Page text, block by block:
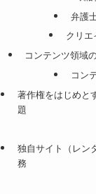
弁護
クリエ
コンテンツ領域
コン
著作権をはじめと
題
独自サイト（レン
務